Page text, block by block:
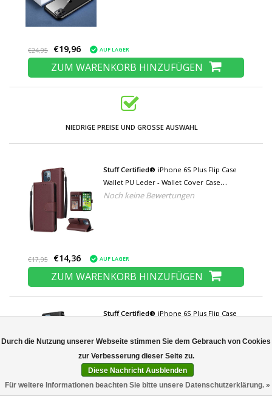
€24,95 €19,96 AUF LAGER
ZUM WARENKORB HINZUFÜGEN
NIEDRIGE PREISE UND GROSSE AUSWAHL
Stuff Certified® iPhone 6S Plus Flip Case
Wallet PU Leder - Wallet Cover Case
Weinrot
Noch keine Bewertungen
€17,95 €14,36 AUF LAGER
ZUM WARENKORB HINZUFÜGEN
Stuff Certified® iPhone 6S Plus Flip Case
Schwarz
Noch keine Bewertungen
Durch die Nutzung unserer Webseite stimmen Sie dem Gebrauch von Cookies
zur Verbesserung dieser Seite zu.
Diese Nachricht Ausblenden
Für weitere Informationen beachten Sie bitte unsere Datenschutzerklärung. »